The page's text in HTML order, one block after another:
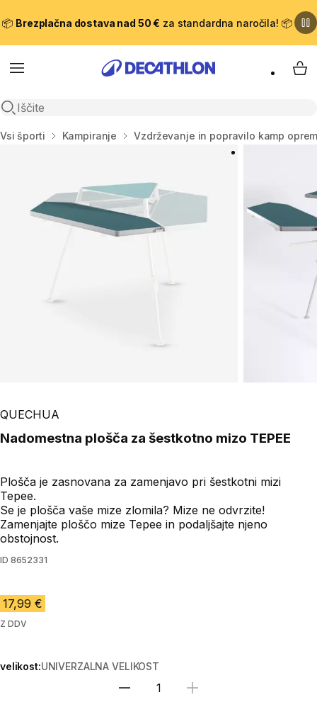
📦 Brezplačna dostava nad 50 € za standardna naročila! 📦
Meni
Odpri iskanje
Domov
Vsi športi Kampiranje Vzdrževanje in popravilo kamp
QUECHUA
Nadomestna plošča za šestkotno mizo TEPEE
Plošča je zasnovana za zamenjavo pri šestkotni mizi
Tepee.
Se je plošča vaše mize zlomila? Mize ne odvrzite!
Zamenjajte ploščo mize Tepee in podaljšajte njeno
obstojnost.
ID 8652331
17,99 €
Z DDV
velikost:UNIVERZALNA VELIKOST
Izberite količino